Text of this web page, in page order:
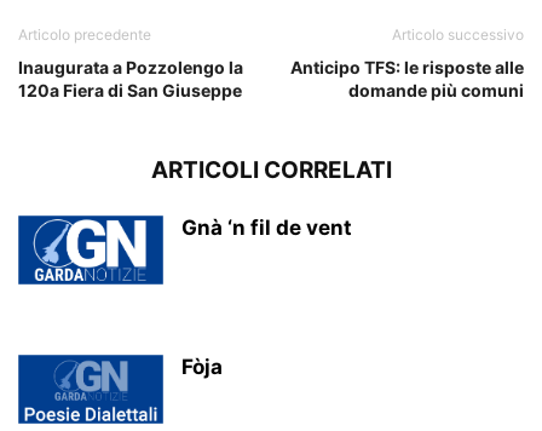
Articolo precedente
Inaugurata a Pozzolengo la
120a Fiera di San Giuseppe
Articolo successivo
Anticipo TFS: le risposte alle
domande più comuni
ARTICOLI CORRELATI
Gnà ‘n fil de vent
Fòja